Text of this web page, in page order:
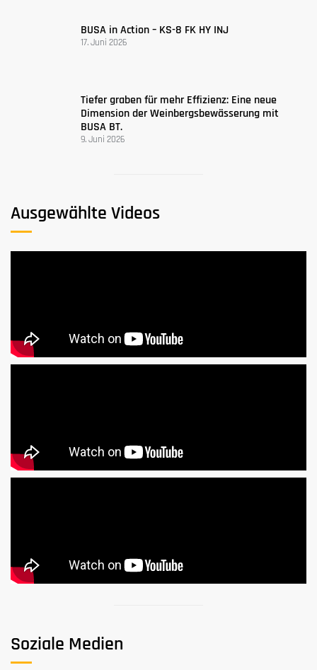
BUSA in Action – KS-8 FK HY INJ
17. Juni 2026
Tiefer graben für mehr Effizienz: Eine neue
Dimension der Weinbergsbewässerung mit
BUSA BT.
9. Juni 2026
Ausgewählte Videos
Soziale Medien